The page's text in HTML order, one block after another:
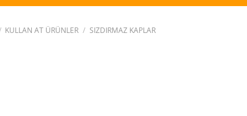
KULLAN AT ÜRÜNLER / SIZDIRMAZ KAPLAR